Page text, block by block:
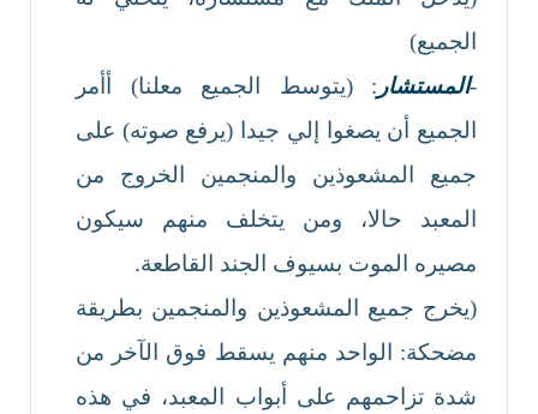
الجميع)
-المستشار : (يتوسط الجميع معلنا) أأمر
الجميع أن يصغوا إلي جيدا (يرفع صوته) على
جميع المشعوذين والمنجمين الخروج من
المعبد حالا، ومن يتخلف منهم سيكون
مصيره الموت بسيوف الجند القاطعة.
(يخرج جميع المشعوذين والمنجمين بطريقة
مضحكة: الواحد منهم يسقط فوق الآخر من
شدة تزاحمهم على أبواب المعبد، في هذه